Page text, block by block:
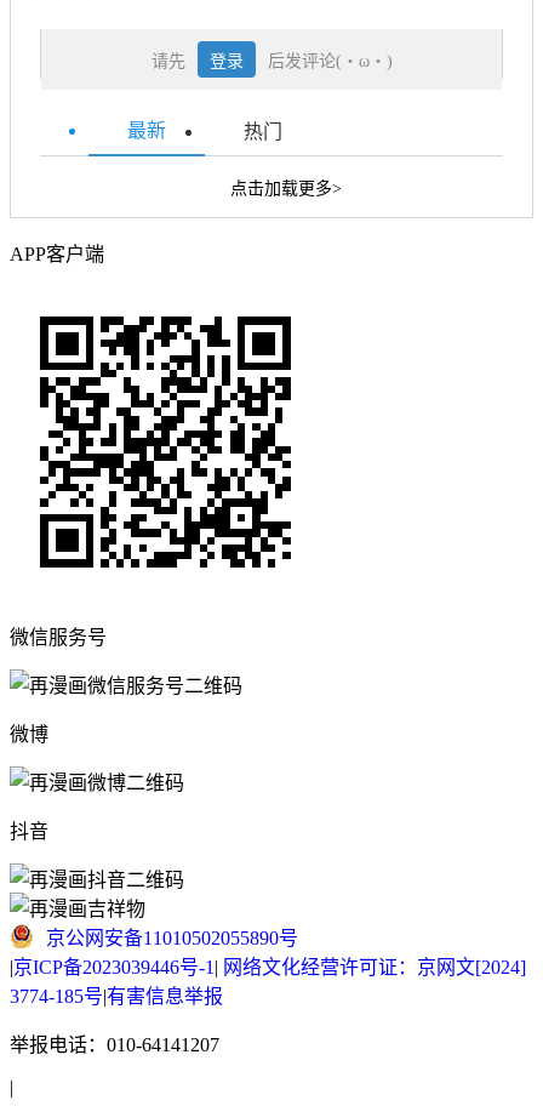
请先 登录 后发评论(・ω・)
最新 热门
点击加载更多>
APP客户端
微信服务号
微博
抖音
京公网安备11010502055890号
|京ICP备2023039446号-1 | 网络文化经营许可证：京网文[2024]
3774-185号|有害信息举报
举报电话：010-64141207
|